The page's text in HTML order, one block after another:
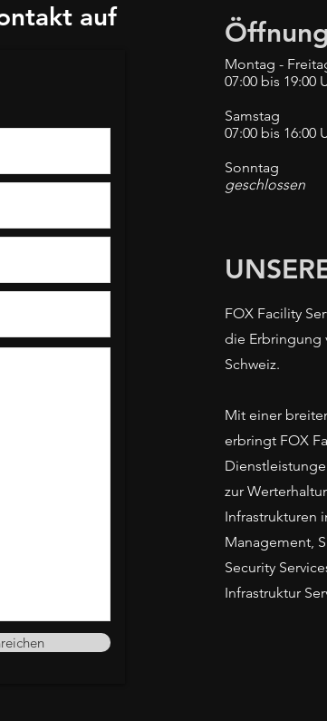
auf
Montag -
07:00 bis 19:00
Samstag
07:00 bis 16:00
Sonntag
geschlossen
FOX Facility
die Erbringung
Schweiz.
Mit einer
erbringt FOX
zur
Infrastrukturen
Management,
Security
Infrastruktur